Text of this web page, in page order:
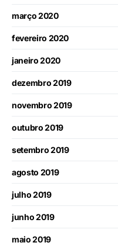
março 2020
fevereiro 2020
janeiro 2020
dezembro 2019
novembro 2019
outubro 2019
setembro 2019
agosto 2019
julho 2019
junho 2019
maio 2019